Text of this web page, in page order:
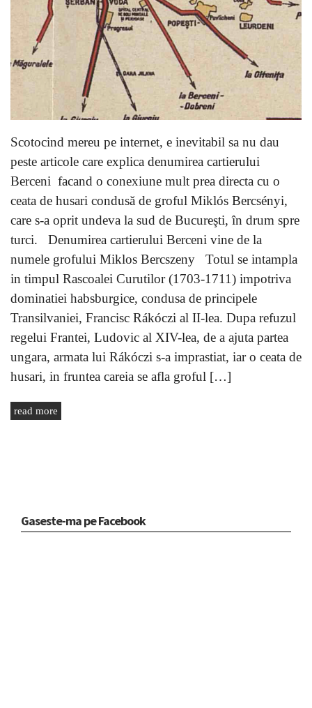
Scotocind mereu pe internet, e inevitabil sa nu dau
peste articole care explica denumirea cartierului
Berceni facand o conexiune mult prea directa cu o
ceata de husari condusă de groful Miklós Bercsényi,
care s-a oprit undeva la sud de Bucureşti, în drum spre
turci. Denumirea cartierului Berceni vine de la
numele grofului Miklos Bercszeny Totul se intampla
in timpul Rascoalei Curutilor (1703-1711) impotriva
dominatiei habsburgice, condusa de principele
Transilvaniei, Francisc Rákóczi al II-lea. Dupa refuzul
regelui Frantei, Ludovic al XIV-lea, de a ajuta partea
ungara, armata lui Rákóczi s-a imprastiat, iar o ceata de
husari, in fruntea careia se afla groful […]
read more
Gaseste-ma pe Facebook